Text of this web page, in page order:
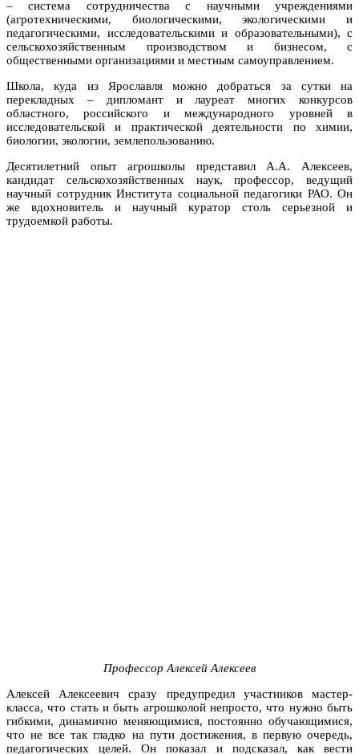
–система сотрудничества с научными учреждениями
(агротехническими, биологическими, экологическими и
педагогическими, исследовательскими и образовательными), с
сельскохозяйственным производством и бизнесом, с
общественными организациями и местным самоуправлением.
Школа, куда из Ярославля можно добраться за сутки на
перекладных – дипломант и лауреат многих конкурсов
областного, российского и международного уровней в
исследовательской и практической деятельности по химии,
биологии, экологии, землепользованию.
Десятилетний опыт агрошколы представил А.А. Алексеев,
кандидат сельскохозяйственных наук, профессор, ведущий
научный сотрудник Института социальной педагогики РАО. Он
же вдохновитель и научный куратор столь серьезной и
трудоемкой работы.
Профессор Алексей Алексеев
Алексей Алексеевич сразу предупредил участников мастер-
класса, что стать и быть агрошколой непросто, что нужно быть
гибкими, динамично меняющимися, постоянно обучающимися,
что не все так гладко на пути достижения, в первую очередь,
педагогических целей. Он показал и подсказал, как вести